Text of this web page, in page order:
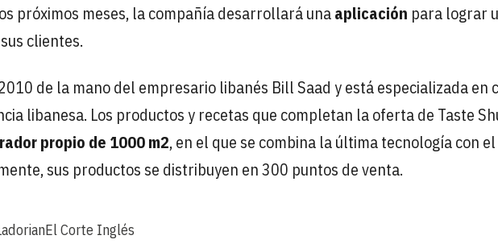
próximos meses, la compañía desarrollará unaaplicación para lograr
clientes.
de la mano del empresario libanés Bill Saad y está especializada en
libanesa. Los productos y recetas que completan la oferta de Taste
propio de 1000 m2, en el que se combina la última tecnología con el
sus productos se distribuyen en 300 puntos de venta.
El Corte Inglés